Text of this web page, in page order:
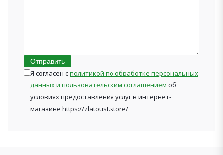
Отправить
Я согласен сполитикой по обработке персональных
данных и пользовательским соглашением об
условиях предоставления услуг в интернет-
магазине https://zlatoust.store/